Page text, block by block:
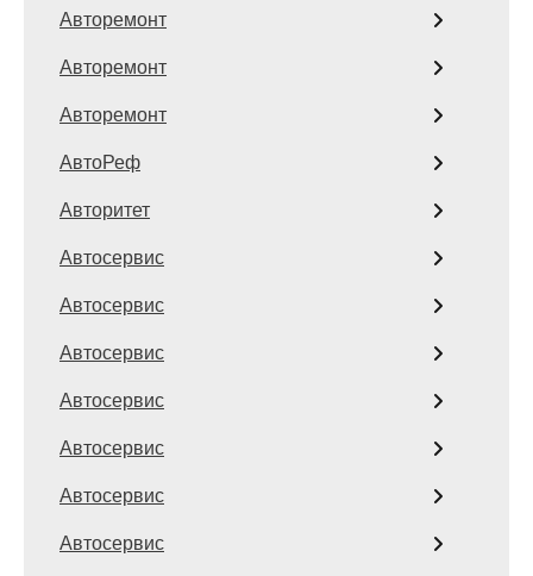
Авторемонт
Авторемонт
Авторемонт
АвтоРеф
Авторитет
Автосервис
Автосервис
Автосервис
Автосервис
Автосервис
Автосервис
Автосервис